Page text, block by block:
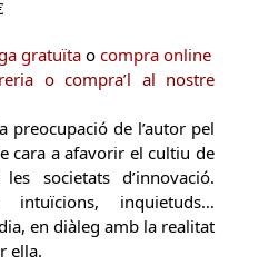
gratuïta ocompra online
o compra’l al nostre
preocupació de l’autor pel
cara a afavorir el cultiu de
societats d’innovació.
inquietuds…
en diàleg amb la realitat
ella.